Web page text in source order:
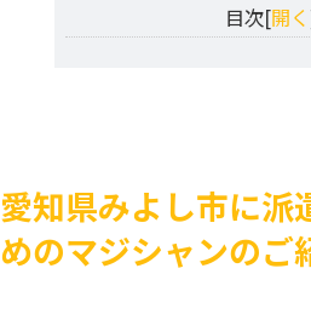
目次[開く
愛知県みよし市に派
めのマジシャンのご